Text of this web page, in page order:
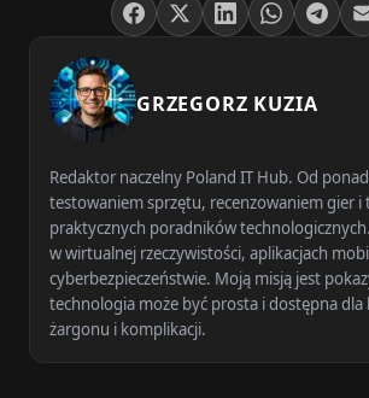
GRZEGORZ KUZIA
Redaktor naczelny Poland IT Hub. Od
testowaniem sprzętu, recenzowaniem gier i
praktycznych poradników
w wirtualnej rzeczywistości, aplikacjach
cyberbezpieczeństwie. Moją misją jest
technologia może być prosta i dostępna dla
żargonu i komplikacji.